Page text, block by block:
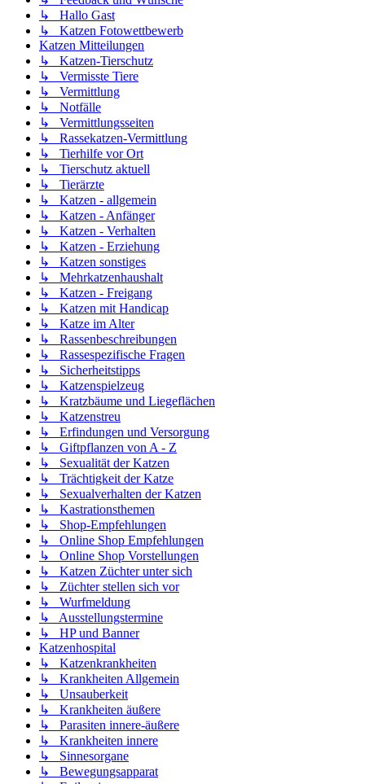
↳ Hallo Gast
↳ Katzen Fotowettbewerb
Katzen Mitteilungen
↳ Katzen-Tierschutz
↳ Vermisste Tiere
↳ Vermittlung
↳ Notfälle
↳ Vermittlungsseiten
↳ Rassekatzen-Vermittlung
↳ Tierhilfe vor Ort
↳ Tierschutz aktuell
↳ Tierärzte
↳ Katzen - allgemein
↳ Katzen - Anfänger
↳ Katzen - Verhalten
↳ Katzen - Erziehung
↳ Katzen sonstiges
↳ Mehrkatzenhaushalt
↳ Katzen - Freigang
↳ Katzen mit Handicap
↳ Katze im Alter
↳ Rassenbeschreibungen
↳ Rassespezifische Fragen
↳ Sicherheitstipps
↳ Katzenspielzeug
↳ Kratzbäume und Liegeflächen
↳ Katzenstreu
↳ Erfindungen und Versorgung
↳ Giftpflanzen von A - Z
↳ Sexualität der Katzen
↳ Trächtigkeit der Katze
↳ Sexualverhalten der Katzen
↳ Kastrationsthemen
↳ Shop-Empfehlungen
↳ Online Shop Empfehlungen
↳ Online Shop Vorstellungen
↳ Katzen Züchter unter sich
↳ Züchter stellen sich vor
↳ Wurfmeldung
↳ Ausstellungstermine
↳ HP und Banner
Katzenhospital
↳ Katzenkrankheiten
↳ Krankheiten Allgemein
↳ Unsauberkeit
↳ Krankheiten äußere
↳ Parasiten innere-äußere
↳ Krankheiten innere
↳ Sinnesorgane
↳ Bewegungsapparat